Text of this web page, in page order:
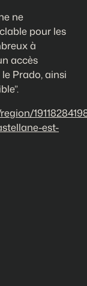
ne
pour les
à
accès
Prado, ainsi
est-